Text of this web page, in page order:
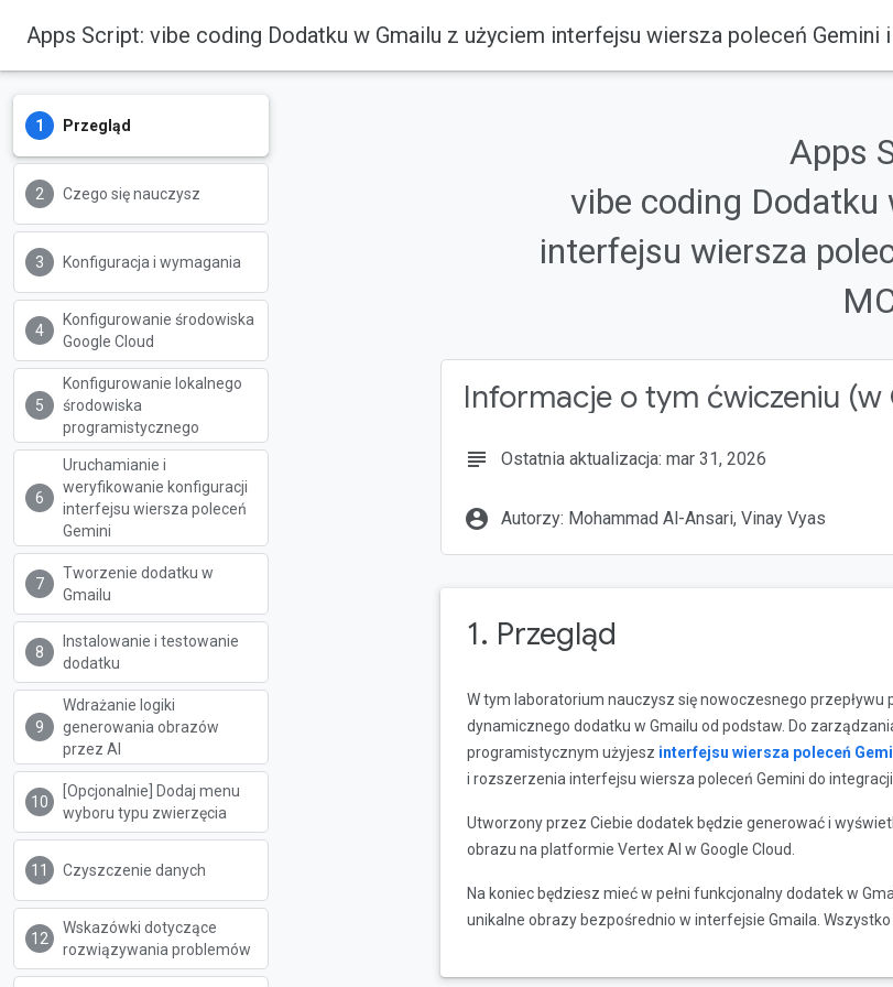
Apps Script: vibe coding Dodatku w Gmailu z użyciem interfejsu wiersza poleceń Gemini
Przegląd
Czego się nauczysz
Konfiguracja i wymagania
Konfigurowanie środowiska
Google Cloud
Konfigurowanie lokalnego
środowiska
programistycznego
Uruchamianie i
weryfikowanie konfiguracji
interfejsu wiersza poleceń
Gemini
Tworzenie dodatku w
Gmailu
Instalowanie i testowanie
dodatku
Wdrażanie logiki
generowania obrazów
przez AI
[Opcjonalnie] Dodaj menu
wyboru typu zwierzęcia
Czyszczenie danych
Wskazówki dotyczące
rozwiązywania problemów
Apps
vibe coding Dodatku
interfejsu wiersza
Informacje o tym ćwiczeniu (w
subject Ostatnia aktualizacja: mar 31, 2026
account_circle Autorzy: Mohammad Al-Ansari, Vinay Vyas
1. Przegląd
W tym laboratorium nauczysz się nowoczesnego
dynamicznego dodatku w Gmailu od podstaw. Do
programistycznym użyjesz interfejsu wiersza poleceń
i rozszerzenia interfejsu wiersza poleceń Gemini do
Utworzony przez Ciebie dodatek będzie generować i
obrazu na platformie Vertex AI w Google Cloud.
Na koniec będziesz mieć w pełni funkcjonalny dodatek w
unikalne obrazy bezpośrednio w interfejsie Gmaila.